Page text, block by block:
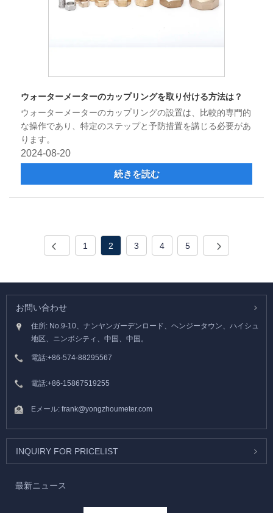
ウォーターメーターのカップリングを取り付ける方法は？
ウォーターメーターのカップリングの設置は、比較的専門的
な操作であり、特定のステップと予防措置を講じる必要があ
ります。
2024-08-20
続きを読む
1 2 3 4 5
お問い合わせ
住所: No.9-10、ナンヤンガーデンロード、ヘンジータウン、ハイシュ
地区、ニンボシティ、中国、中国。
電話:+86-574-88295567
電話:+86-15867519255
Eメール: frank@yongzhoumeter.com
INQUIRY FOR PRICELIST
最新ニュース